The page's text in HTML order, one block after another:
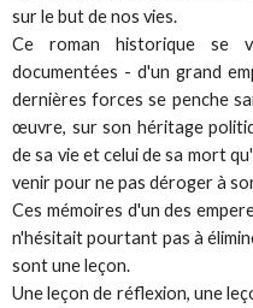
sur le but de nos vies.
Ce roman historique se
documentées - d'un grand
dernières forces se penche
œuvre, sur son héritage
de sa vie et celui de sa mort
venir pour ne pas déroger à
Ces mémoires d'un des
n'hésitait pourtant pas à
sont une leçon.
Une leçon de réflexion, une